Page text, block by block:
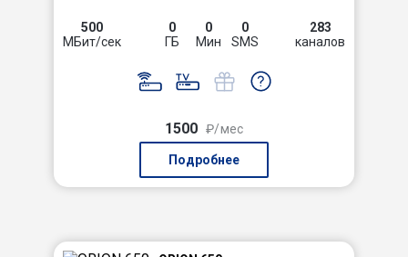
500
МБит/сек
0
ГБ
0
Мин
0
SMS
283
каналов
1500 ₽/мес
Подробнее